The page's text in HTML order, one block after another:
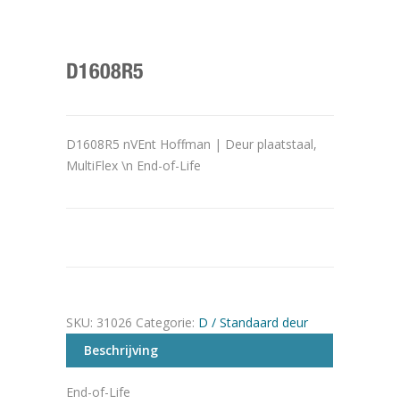
D1608R5
D1608R5 nVEnt Hoffman | Deur plaatstaal,
MultiFlex \n End-of-Life
SKU: 31026 Categorie: D / Standaard deur
Beschrijving
End-of-Life